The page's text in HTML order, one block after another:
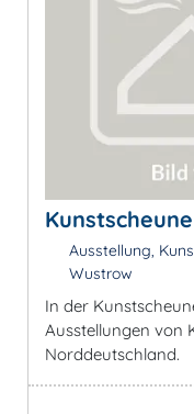
Ausstellung,
Wustrow
In der
Ausstellungen von
Norddeutschland.